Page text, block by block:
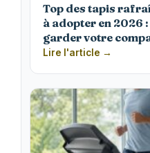
Top des tapis
à adopter en 2026
garder votre
Lire l'article →